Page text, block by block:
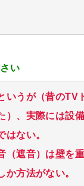
い
いうが（昔のTV
）、実際には設
はない。
（遮音）は壁を
か方法がない。